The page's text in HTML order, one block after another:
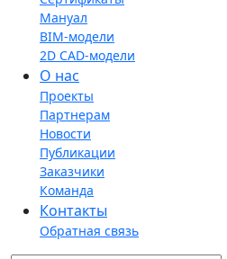
Мануал
BIM-модели
2D CAD-модели
О нас
Проекты
Партнерам
Новости
Публикации
Заказчики
Команда
Контакты
Обратная связь